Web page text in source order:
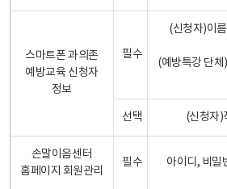
스마트폰 과의존
예방교육 신청자
정보
필수
(신청자)이
(예방특강 단
선택 (신청자)
손말이음센터
홈페이지 회원관리
필수 아이디, 비밀